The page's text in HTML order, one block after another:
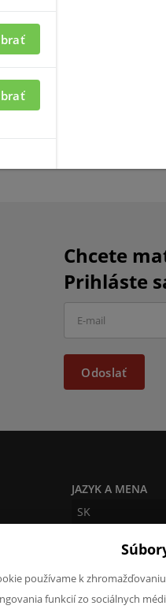
Chcete
Prihláste
Odoslať
JAZYK A MENA
SK
používame k
funkcií zo sociálnych